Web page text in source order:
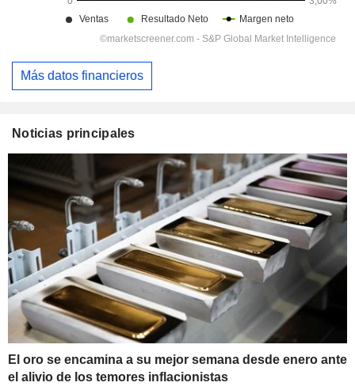
Más datos financieros
Noticias principales
El oro se encamina a su mejor semana desde enero ante
el alivio de los temores inflacionistas